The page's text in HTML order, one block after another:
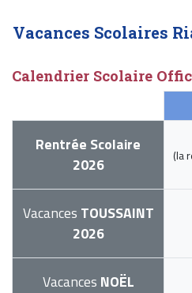
Vacances Scolaires
Calendrier Scolaire
Rentrée Scolaire
2026
(la
Vacances TOUSSAINT
2026
Vacances NOËL